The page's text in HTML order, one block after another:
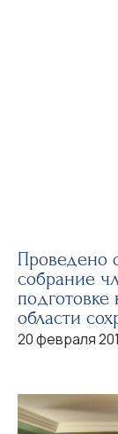
Проведено
собрание
подготовке
области
20 февраля